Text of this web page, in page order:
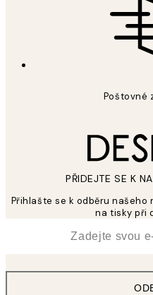
Poštovné
PŘIDEJTE SE K
Přihlašte se k odběru našeho
na tisky při